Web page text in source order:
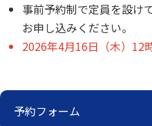
事前予約制で定員を設け
お申し込みください。
2026年4月16日（木）12
予約フォーム